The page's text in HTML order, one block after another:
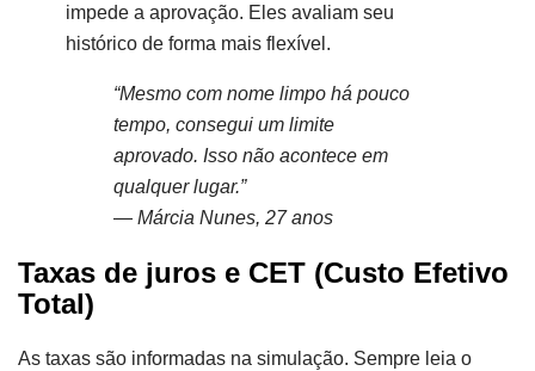
impede a aprovação. Eles avaliam seu
histórico de forma mais flexível.
“Mesmo com nome limpo há pouco
tempo, consegui um limite
aprovado. Isso não acontece em
qualquer lugar.”
— Márcia Nunes, 27 anos
Taxas de juros e CET (Custo Efetivo
Total)
As taxas são informadas na simulação. Sempre leia o